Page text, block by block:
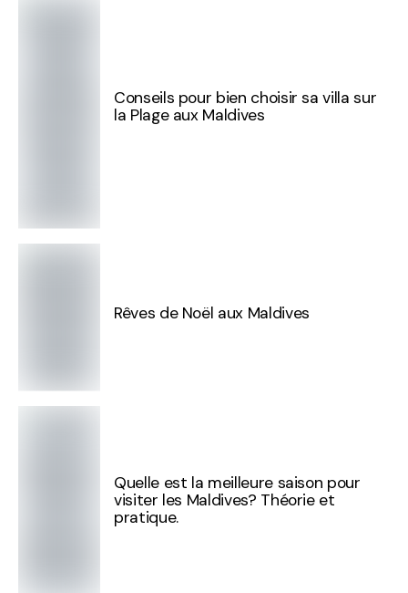
Conseils pour bien choisir sa villa sur
la Plage aux Maldives
Rêves de Noël aux Maldives
Quelle est la meilleure saison pour
visiter les Maldives? Théorie et
pratique.